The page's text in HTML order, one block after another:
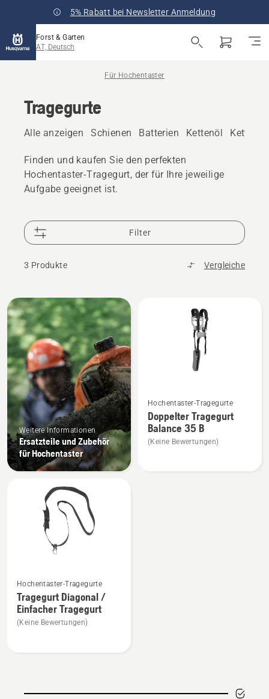
5% Rabatt bei Newsletter Anmeldung
Forst & Garten
AT, Deutsch
Für Hochentaster
Tragegurte
Alle anzeigen Schienen Batterien Kettenöl Ketten
Finden und kaufen Sie den perfekten
Hochentaster-Tragegurt, der für Ihre jeweilige
Aufgabe geeignet ist.
Filter
3 Produkte Vergleiche
Alle
Produkte
Weitere Informationen
Ersatzteile und Zubehör
für Hochentaster
Details
zu
Doppelter
Tragegurt
Hochentaster-Tragegurte
Doppelter Tragegurt
Balance 35 B
(Keine Bewertungen)
Details
Tragegurt
Diagonal
Hochentaster-Tragegurte
Tragegurt Diagonal /
Einfacher Tragegurt
(Keine Bewertungen)